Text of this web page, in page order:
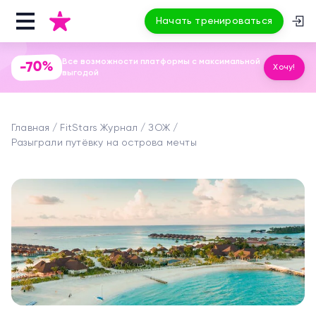
Начать тренироваться
-70%
Все возможности платформы с максимальной
выгодой
Хочу!
Главная FitStars Журнал
ЗОЖ
Разыграли путёвку на острова мечты